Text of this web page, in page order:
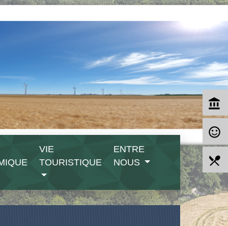
VIE
TOURISTIQUE
ENTRE
NOUS
account_balance
sentiment_satisfied_alt
local_dining